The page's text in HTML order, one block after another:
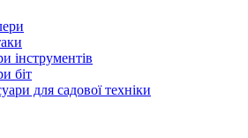
інструментів
біт
для садової техніки